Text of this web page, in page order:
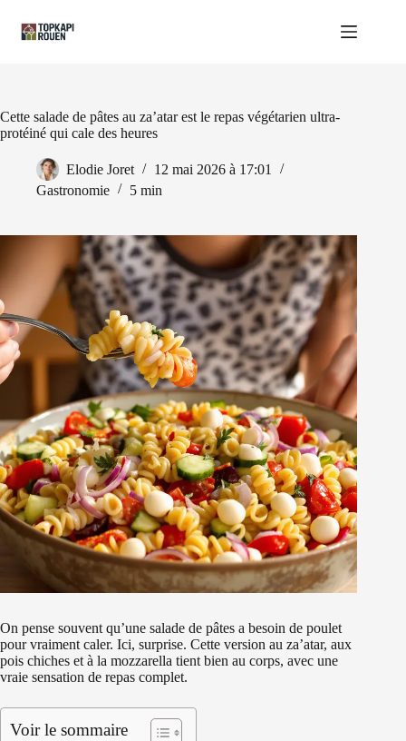
contenu
Cette salade de pâtes au za’atar est le repas végétarien ultra-
protéiné qui cale des heures
Elodie Joret
12 mai 2026 à 17:01
Gastronomie
5 min
On pense souvent qu’une salade de pâtes a besoin de poulet
pour vraiment caler. Ici, surprise. Cette version au za’atar, aux
pois chiches et à la mozzarella tient bien au corps, avec une
vraie sensation de repas complet.
Voir le sommaire